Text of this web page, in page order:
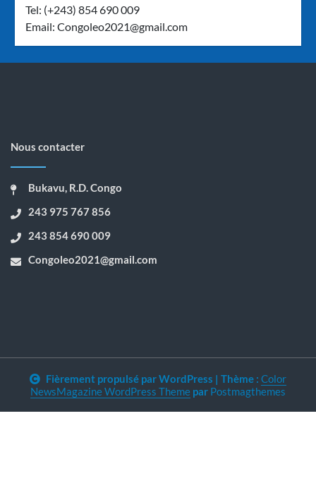
Tel: (+243) 854 690 009
Email:Congoleo2021@gmail.com
Nous contacter
Bukavu, R.D. Congo
243 975 767 856
243 854 690 009
Congoleo2021@gmail.com
Fièrement propulsé par WordPress | Thème : Color
NewsMagazine WordPress Theme par Postmagthemes